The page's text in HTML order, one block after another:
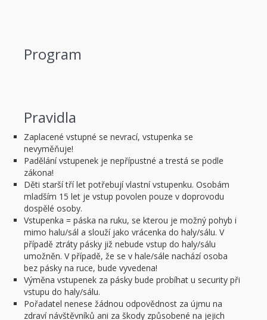
Program
Pravidla
Zaplacené vstupné se nevrací, vstupenka se
nevyměňuje!
Padělání vstupenek je nepřípustné a trestá se podle
zákona!
Děti starší tří let potřebují vlastní vstupenku. Osobám
mladším 15 let je vstup povolen pouze v doprovodu
dospělé osoby.
Vstupenka = páska na ruku, se kterou je možný pohyb i
mimo halu/sál a slouží jako vrácenka do haly/sálu. V
případě ztráty pásky již nebude vstup do haly/sálu
umožněn. V případě, že se v hale/sále nachází osoba
bez pásky na ruce, bude vyvedena!
Výměna vstupenek za pásky bude probíhat u security při
vstupu do haly/sálu.
Pořadatel nenese žádnou odpovědnost za újmu na
zdraví návštěvníků ani za škody způsobené na jejich